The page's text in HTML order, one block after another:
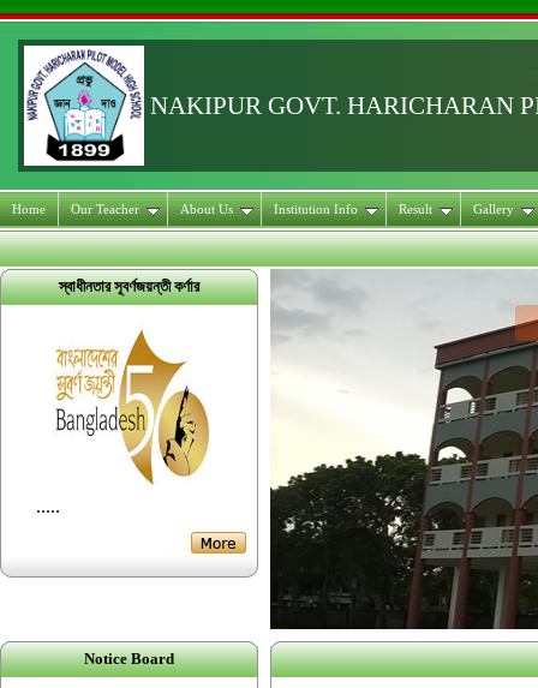
NAKIPUR GOVT. HARICHARAN
Home Our Teacher About Us Institution Info Result Gallery
স্বাধীনতার সূবর্ণজয়ন্তী কর্ণার
.....
Notice Board